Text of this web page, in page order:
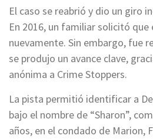
El caso se reabrió y dio un giro
En 2016, un familiar solicitó
nuevamente. Sin embargo, fue
se produjo un avance clave,
anónima a Crime Stoppers.
La pista permitió identificar a
bajo el nombre de “Sharon”,
años, en el condado de Marion,